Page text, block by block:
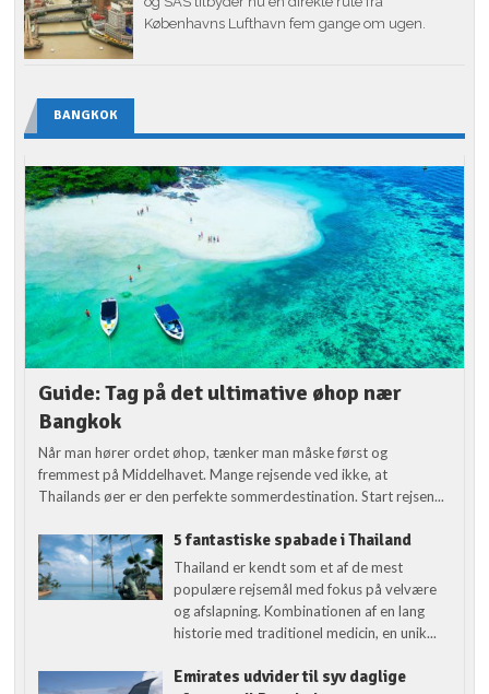
Københavns Lufthavn fem gange om ugen.
BANGKOK
Guide: Tag på det ultimative øhop nær
Bangkok
Når man hører ordet øhop, tænker man måske først og
fremmest på Middelhavet. Mange rejsende ved ikke, at
Thailands øer er den perfekte sommerdestination. Start rejsen...
5 fantastiske spabade i Thailand
Thailand er kendt som et af de mest
populære rejsemål med fokus på velvære
og afslapning. Kombinationen af en lang
historie med traditionel medicin, en unik...
Emirates udvider til syv daglige